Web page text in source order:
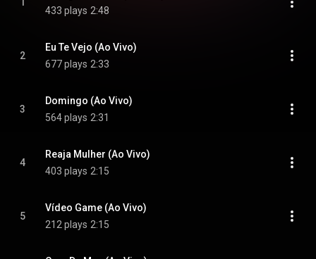
433 plays 2:48
2
Eu Te Vejo (Ao Vivo)
677 plays 2:33
3
Domingo (Ao Vivo)
564 plays 2:31
4
Reaja Mulher (Ao Vivo)
403 plays 2:15
5
Vídeo Game (Ao Vivo)
212 plays 2:15